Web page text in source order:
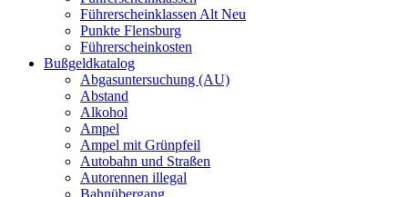
Führerscheinklassen Alt Neu
Punkte Flensburg
Führerscheinkosten
Bußgeldkatalog
Abgasuntersuchung (AU)
Abstand
Alkohol
Ampel
Ampel mit Grünpfeil
Autobahn und Straßen
Autorennen illegal
Bahnübergang